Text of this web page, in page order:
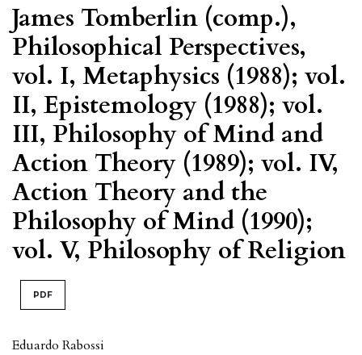
James Tomberlin (comp.),
Philosophical Perspectives,
vol. I, Metaphysics (1988); vol.
II, Epistemology (1988); vol.
III, Philosophy of Mind and
Action Theory (1989); vol. IV,
Action Theory and the
Philosophy of Mind (1990);
vol. V, Philosophy of Religion
PDF
Eduardo Rabossi